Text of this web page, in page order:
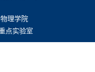
理学院
点实验室